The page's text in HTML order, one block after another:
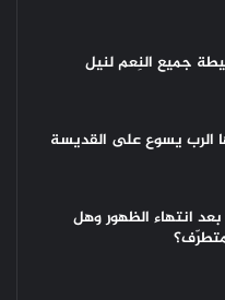
جميع النِعم لنيل
الرب يسوع على القديسة
بعد انتهاء الظهور وهل